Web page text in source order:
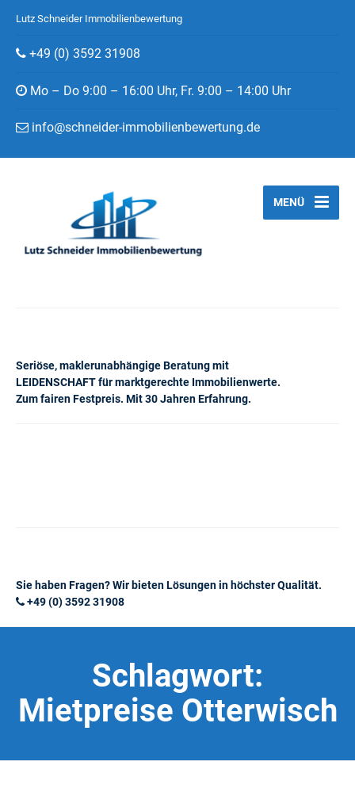
Lutz Schneider Immobilienbewertung
+49 (0) 3592 31908
Mo – Do 9:00 – 16:00 Uhr, Fr. 9:00 – 14:00 Uhr
info@schneider-immobilienbewertung.de
Seriöse, maklerunabhängige Beratung mit
LEIDENSCHAFT für marktgerechte Immobilienwerte.
Zum fairen Festpreis. Mit 30 Jahren Erfahrung.
MENÜ
Sie haben Fragen? Wir bieten Lösungen in höchster Qualität.
+49 (0) 3592 31908
Schlagwort:
Mietpreise Otterwisch